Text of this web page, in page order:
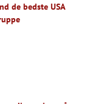
de bedste USA